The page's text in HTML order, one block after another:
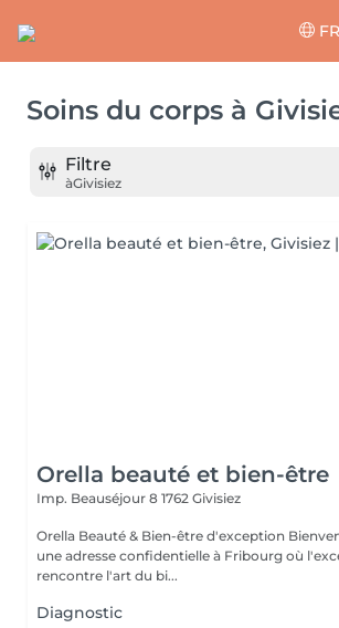
Soins du corps à
Filtre
àGivisiez
Orella beauté et bien-être
Imp. Beauséjour 8 1762 Givisiez
Orella Beauté & Bien-être d'exception Bienvenue chez Orella,
une adresse confidentielle à Fribourg où
rencontre l'art du bi...
Diagnostic